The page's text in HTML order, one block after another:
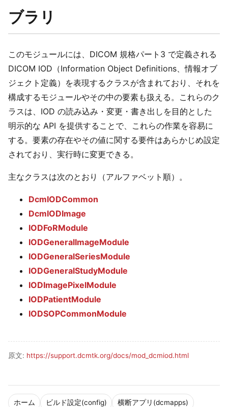
ホーム ビルド設定(config) 横断アプリ(dcmapps)
ブラリ
このモジュールには、DICOM 規格パート3 で定義される
DICOM IOD（Information Object Definitions、情報オブ
ジェクト定義）を表現するクラスが含まれており、それを
構成するモジュールやその中の要素も扱える。これらのク
ラスは、IOD の読み込み・変更・書き出しを目的とした
明示的な API を提供することで、これらの作業を容易に
する。要素の存在やその値に関する要件はあらかじめ設定
されており、実行時に変更できる。
主なクラスは次のとおり（アルファベット順）。
DcmIODCommon
DcmIODImage
IODFoRModule
IODGeneralImageModule
IODGeneralSeriesModule
IODGeneralStudyModule
IODImagePixelModule
IODPatientModule
IODSOPCommonModule
原文: https://support.dcmtk.org/docs/mod_dcmiod.html